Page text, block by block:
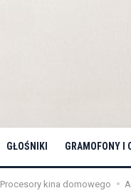
GŁOŚNIKI GRAMOFONY I
Procesory kina domowego